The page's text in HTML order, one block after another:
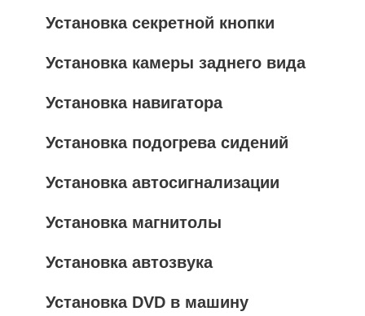
Установка секретной кнопки
Установка камеры заднего вида
Установка навигатора
Установка подогрева сидений
Установка автосигнализации
Установка магнитолы
Установка автозвука
Установка DVD в машину